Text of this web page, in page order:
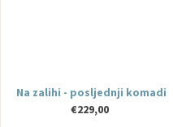
Na zalihi - posljednji komadi
€229,00